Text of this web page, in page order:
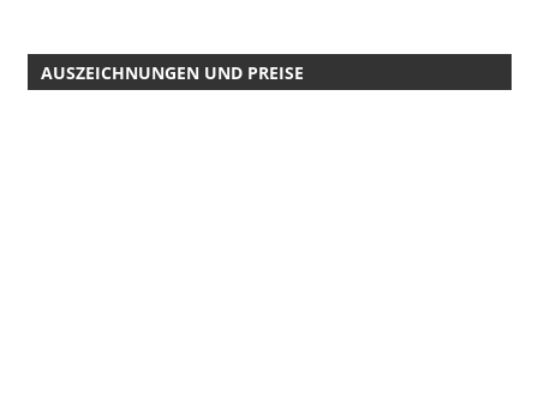
AUSZEICHNUNGEN UND PREISE